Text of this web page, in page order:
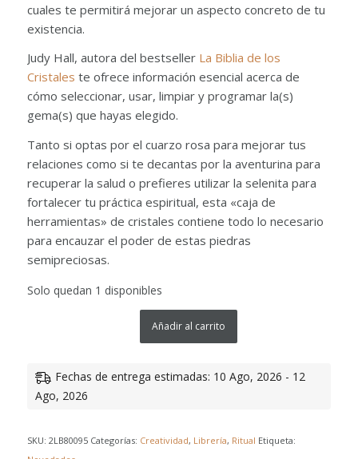
cuales te permitirá mejorar un aspecto concreto de tu
existencia.
Judy Hall, autora del bestseller La Biblia de los
Cristales te ofrece información esencial acerca de
cómo seleccionar, usar, limpiar y programar la(s)
gema(s) que hayas elegido.
Tanto si optas por el cuarzo rosa para mejorar tus
relaciones como si te decantas por la aventurina para
recuperar la salud o prefieres utilizar la selenita para
fortalecer tu práctica espiritual, esta «caja de
herramientas» de cristales contiene todo lo necesario
para encauzar el poder de estas piedras
semipreciosas.
Solo quedan 1 disponibles
Añadir al carrito
Fechas de entrega estimadas: 10 Ago, 2026 - 12
Ago, 2026
SKU: 2LB80095 Categorías: Creatividad, Librería, Ritual Etiqueta: